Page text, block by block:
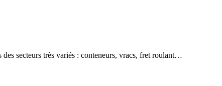
secteurs très variés : conteneurs, vracs, fret roulant…